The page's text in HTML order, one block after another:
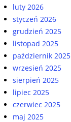
luty 2026
styczeń 2026
grudzień 2025
listopad 2025
październik 2025
wrzesień 2025
sierpień 2025
lipiec 2025
czerwiec 2025
maj 2025